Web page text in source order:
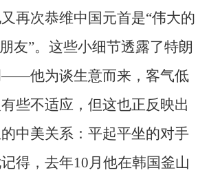
再次恭维中国元首是“伟大的
友”。这些小细节透露了特朗
——他为谈生意而来，客气低
些不适应，但这也正反映出
中美关系：平起平坐的对手
得，去年10月他在韩国釜山